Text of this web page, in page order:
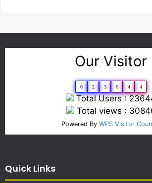
Our Visitor
0 2 3 6 4 4
Total Users :
Total views :
Powered By WPS Visitor
Quick Links